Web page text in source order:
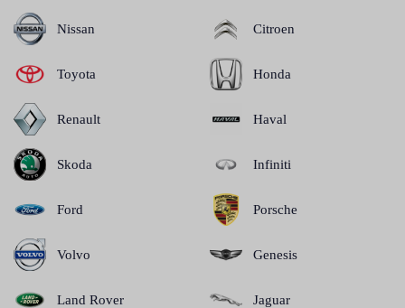
Nissan
Toyota
Renault
Skoda
Ford
Volvo
Land Rover
Citroen
Honda
Haval
Infiniti
Porsche
Genesis
Jaguar